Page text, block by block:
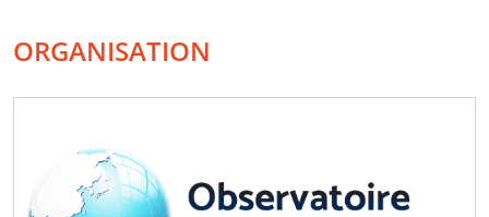
ORGANISATION